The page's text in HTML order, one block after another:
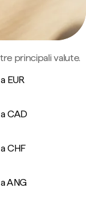
principali valute.
EUR
CAD
CHF
ANG